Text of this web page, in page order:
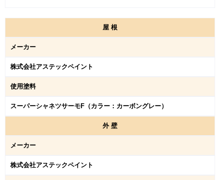
屋 根
メーカー
株式会社アステックペイント
使用塗料
スーパーシャネツサーモF（カラー：カーボングレー）
外 壁
メーカー
株式会社アステックペイント